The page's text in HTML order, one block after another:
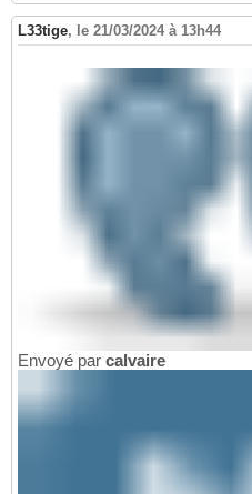
L33tige, le 21/03/2024 à 13h44
Envoyé par calvaire